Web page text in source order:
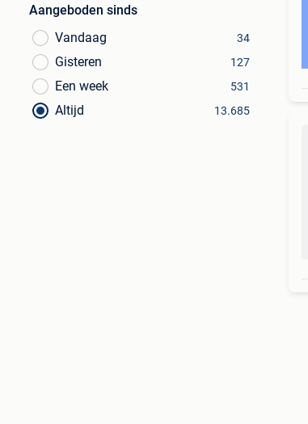
Aangeboden sinds
Vandaag
34
Gisteren 127
Een week 531
Altijd 13.685